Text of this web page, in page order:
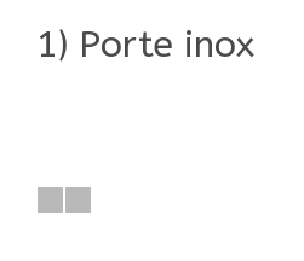
1) Porte inox